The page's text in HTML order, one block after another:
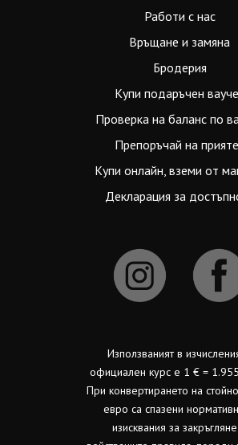
Работи с нас
Връщане и замяна
Бродерия
Купи подаръчен
Проверка на баланс по
Препоръчай на
Купи онлайн, вземи от
Декларация за
Използваният в
официален курс е 1 € =
При конвертирането на
евро са спазени
изисквания за